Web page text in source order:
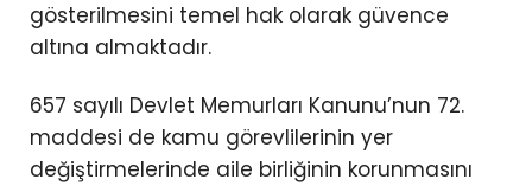
gösterilmesini temel hak olarak güvence
altına almaktadır.
657 sayılı Devlet Memurları Kanunu’nun 72.
maddesi de kamu görevlilerinin yer
değiştirmelerinde aile birliğinin korunmasını